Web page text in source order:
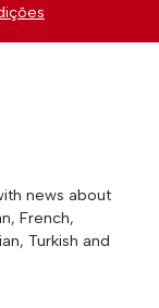
news about
French,
Turkish and